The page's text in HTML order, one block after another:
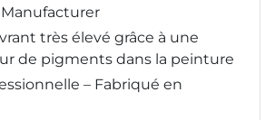
très élevé grâce à une
de pigments dans la peinture
– Fabriqué en